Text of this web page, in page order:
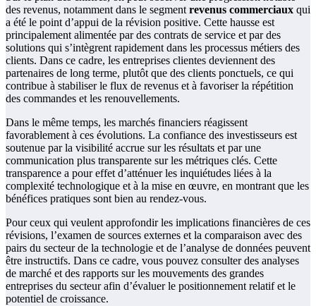
des revenus, notamment dans le segment revenus commerciaux qui
a été le point d’appui de la révision positive. Cette hausse est
principalement alimentée par des contrats de service et par des
solutions qui s’intègrent rapidement dans les processus métiers des
clients. Dans ce cadre, les entreprises clientes deviennent des
partenaires de long terme, plutôt que des clients ponctuels, ce qui
contribue à stabiliser le flux de revenus et à favoriser la répétition
des commandes et les renouvellements.
Dans le même temps, les marchés financiers réagissent
favorablement à ces évolutions. La confiance des investisseurs est
soutenue par la visibilité accrue sur les résultats et par une
communication plus transparente sur les métriques clés. Cette
transparence a pour effet d’atténuer les inquiétudes liées à la
complexité technologique et à la mise en œuvre, en montrant que les
bénéfices pratiques sont bien au rendez-vous.
Pour ceux qui veulent approfondir les implications financières de ces
révisions, l’examen de sources externes et la comparaison avec des
pairs du secteur de la technologie et de l’analyse de données peuvent
être instructifs. Dans ce cadre, vous pouvez consulter des analyses
de marché et des rapports sur les mouvements des grandes
entreprises du secteur afin d’évaluer le positionnement relatif et le
potentiel de croissance.